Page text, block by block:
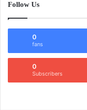
Follow Us
0
fans
0
Subscribers